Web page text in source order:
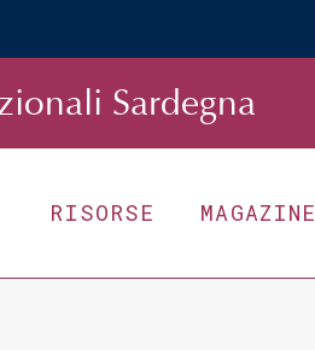
Sardegna
RISORSE MAGAZINE